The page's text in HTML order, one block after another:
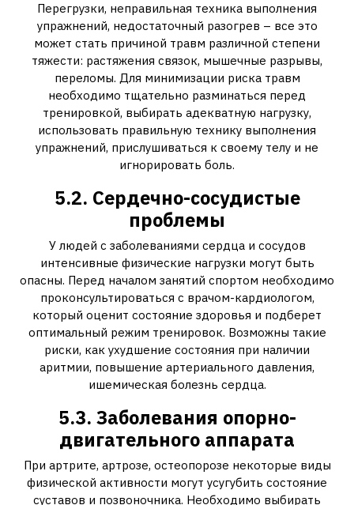
Перегрузки, неправильная техника выполнения
упражнений, недостаточный разогрев – все это
может стать причиной травм различной степени
тяжести: растяжения связок, мышечные разрывы,
переломы. Для минимизации риска травм
необходимо тщательно разминаться перед
тренировкой, выбирать адекватную нагрузку,
использовать правильную технику выполнения
упражнений, прислушиваться к своему телу и не
игнорировать боль.
5.2. Сердечно-сосудистые
проблемы
У людей с заболеваниями сердца и сосудов
интенсивные физические нагрузки могут быть
опасны. Перед началом занятий спортом необходимо
проконсультироваться с врачом-кардиологом,
который оценит состояние здоровья и подберет
оптимальный режим тренировок. Возможны такие
риски, как ухудшение состояния при наличии
аритмии, повышение артериального давления,
ишемическая болезнь сердца.
5.3. Заболевания опорно-
двигательного аппарата
При артрите, артрозе, остеопорозе некоторые виды
физической активности могут усугубить состояние
суставов и позвоночника. Необходимо выбирать